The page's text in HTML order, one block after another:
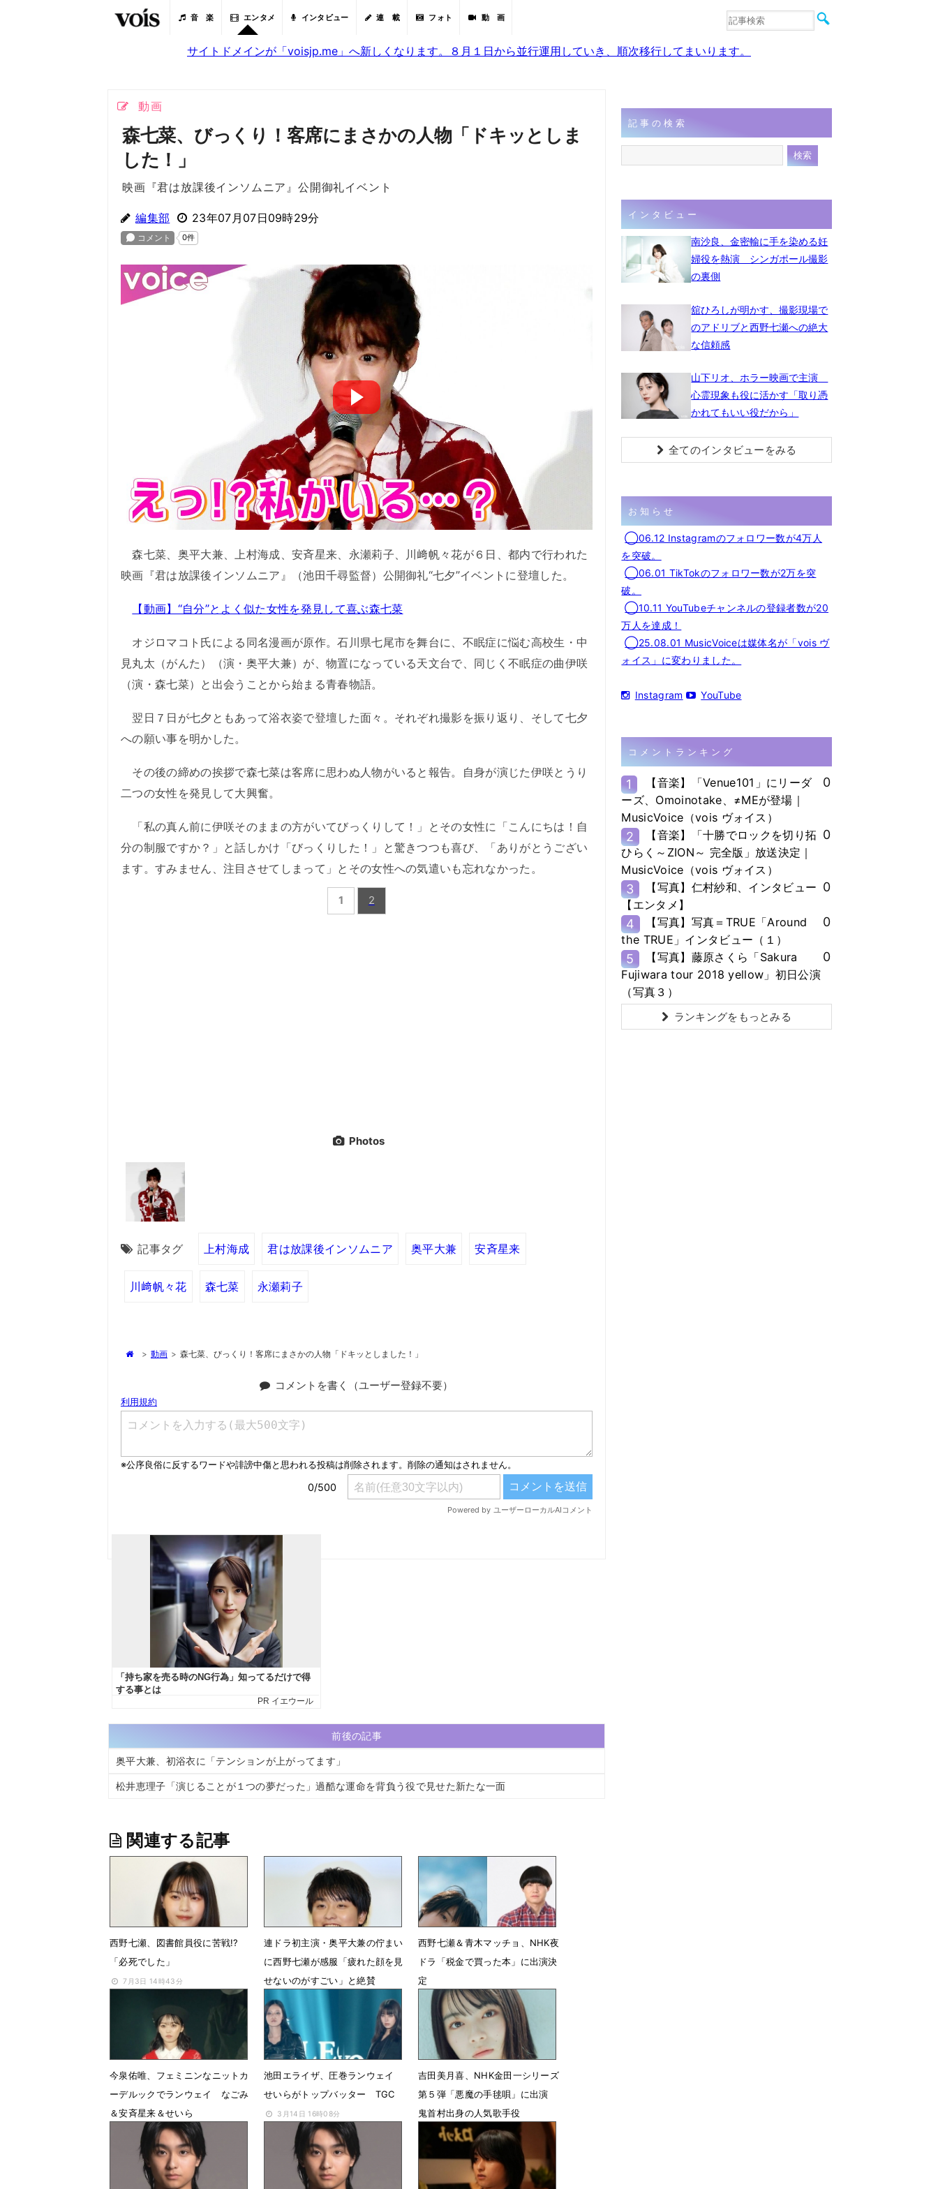
音 楽 エンタメ インタビュー 連 載 フォト 動 画
音楽
サイトドメインが「voisjp.me」へ新しくなります。８月１日から並行運用していき、順次移行してまいります。
動画
森七菜、びっくり！客席にまさかの人物「ドキッとしま
した！」
映画『君は放課後インソムニア』公開御礼イベント
編集部 23年07月07日09時29分
森七菜、奥平大兼、上村海成、安斉星来、永瀬莉子、川﨑帆々花が６日、都内で行われた
映画『君は放課後インソムニア』（池田千尋監督）公開御礼“七夕”イベントに登壇した。
【動画】“自分”とよく似た女性を発見して喜ぶ森七菜
オジロマコト氏による同名漫画が原作。石川県七尾市を舞台に、不眠症に悩む高校生・中
見丸太（がんた）（演・奥平大兼）が、物置になっている天文台で、同じく不眠症の曲伊咲
（演・森七菜）と出会うことから始まる青春物語。
翌日７日が七夕ともあって浴衣姿で登壇した面々。それぞれ撮影を振り返り、そして七夕
への願い事を明かした。
その後の締めの挨拶で森七菜は客席に思わぬ人物がいると報告。自身が演じた伊咲とうり
二つの女性を発見して大興奮。
「私の真ん前に伊咲そのままの方がいてびっくりして！」とその女性に「こんにちは！自
分の制服ですか？」と話しかけ「びっくりした！」と驚きつつも喜び、「ありがとうござい
ます。すみません、注目させてしまって」とその女性への気遣いも忘れなかった。
1 2
Photos
記事タグ 上村海成 君は放課後インソムニア 奥平大兼 安斉星来
川﨑帆々花 森七菜 永瀬莉子
> 動画 > 森七菜、びっくり！客席にまさかの人物「ドキッとしました！」
コメントを書く（ユーザー登録不要）
前後の記事
奥平大兼、初浴衣に「テンションが上がってます」
松井恵理子「演じることが１つの夢だった」過酷な運命を背負う役で見せた新たな一面
関連する記事
西野七瀬、図書館員役に苦戦!?
「必死でした」
7月3日 14時43分
連ドラ初主演・奥平大兼の佇まい
に西野七瀬が感服「疲れた顔を見
せないのがすごい」と絶賛
7月3日 14時18分
西野七瀬＆青木マッチョ、NHK夜
ドラ「税金で買った本」に出演決
定
6月25日 17時30分
今泉佑唯、フェミニンなニットカ
ーデルックでランウェイ なごみ
＆安斉星来＆せいら
4月20日 07時34分
池田エライザ、圧巻ランウェイ
せいらがトップバッター TGC
3月14日 16時08分
吉田美月喜、NHK金田一シリーズ
第５弾「悪魔の手毬唄」に出演
鬼首村出身の人気歌手役
3月6日 18時00分
記事の検索
インタビュー
南沙良、金密輸に手を染める妊
婦役を熱演 シンガポール撮影
の裏側
舘ひろしが明かす、撮影現場で
のアドリブと西野七瀬への絶大
な信頼感
山下リオ、ホラー映画で主演
心霊現象も役に活かす「取り憑
かれてもいい役だから」
全てのインタビューをみる
お知らせ
◯06.12 Instagramのフォロワー数が4万人
を突破。
◯06.01 TikTokのフォロワー数が2万を突
破。
◯10.11 YouTubeチャンネルの登録者数が20
万人を達成！
◯25.08.01 MusicVoiceは媒体名が「vois ヴ
ォイス」に変わりました。
Instagram YouTube
コメントランキング
1
【音楽】「Venue101」にリーダ
ーズ、Omoinotake、≠MEが登場｜
MusicVoice（vois ヴォイス）
0
2
【音楽】「十勝でロックを切り拓
ひらく～ZION～ 完全版」放送決定｜
MusicVoice（vois ヴォイス）
0
3
【写真】仁村紗和、インタビュー
【エンタメ】
0
4
【写真】写真＝TRUE「Around
the TRUE」インタビュー（１）
0
5
【写真】藤原さくら「Sakura
Fujiwara tour 2018 yellow」初日公演
（写真３）
0
ランキングをもっとみる